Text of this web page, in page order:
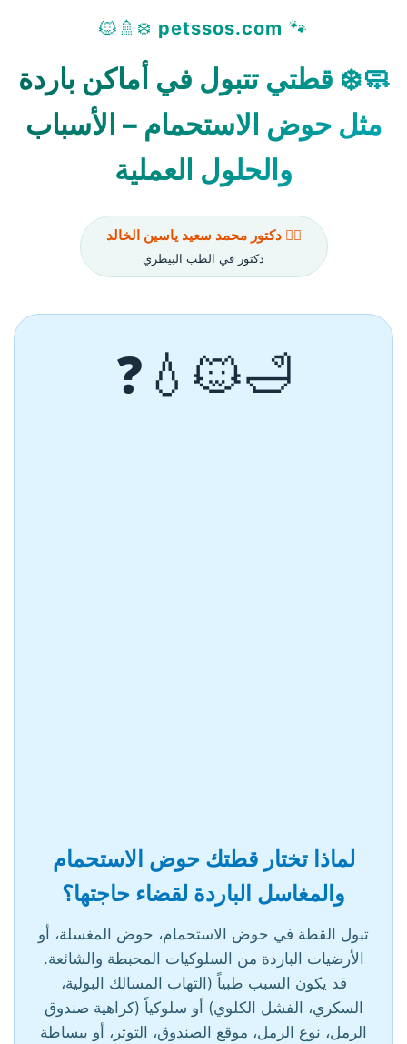
🐾
petssos.com
❄️🚿🐱
🧼❄️ قطتي تتبول في أماكن باردة
مثل حوض الاستحمام – الأسباب
والحلول العملية
👨‍⚕️ دكتور محمد سعيد ياسين الخالد
دكتور في الطب البيطري
🛁🐱💧❓
لماذا تختار قطتك حوض الاستحمام
والمغاسل الباردة لقضاء حاجتها؟
تبول القطة في حوض الاستحمام، حوض المغسلة، أو
الأرضيات الباردة من السلوكيات المحبطة والشائعة.
قد يكون السبب طبياً (التهاب المسالك البولية،
السكري، الفشل الكلوي) أو سلوكياً (كراهية صندوق
الرمل، نوع الرمل، موقع الصندوق، التوتر، أو ببساطة